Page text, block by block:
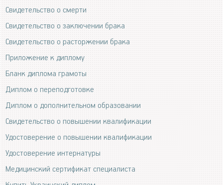
Свидетельство о смерти
Свидетельство о заключении брака
Свидетельство о расторжении брака
Приложение к диплому
Бланк диплома грамоты
Диплом о переподготовке
Диплом о дополнительном образовании
Свидетельство о повышении квалификации
Удостоверение о повышении квалификации
Удостоверение интернатуры
Медицинский сертификат специалиста